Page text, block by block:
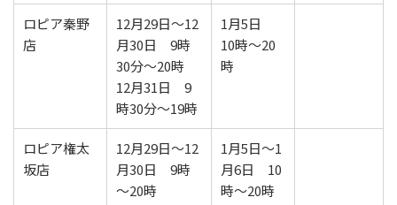
ロピア秦野
店
12月29日～12
月30日 9時
30分～20時
12月31日 9
時30分～19時
1月5日
10時～20
時
ロピア権太
坂店
12月29日～12
月30日 9時
～20時
1月5日～1
月6日 10
時～20時